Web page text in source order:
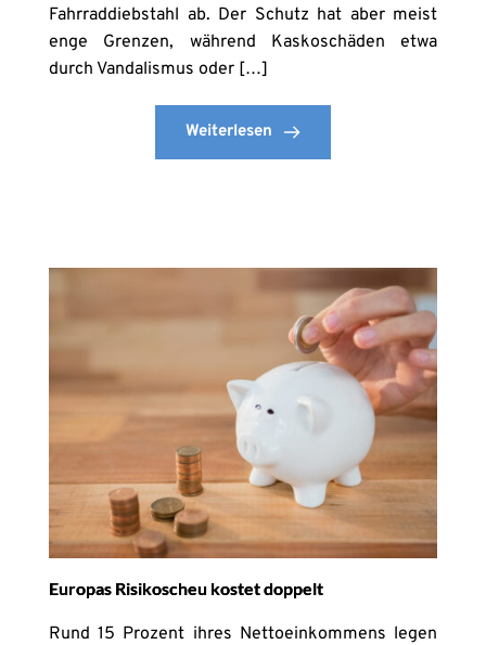
Fahrraddiebstahl ab. Der Schutz hat aber meist
enge Grenzen, während Kaskoschäden etwa
durch Vandalismus oder […]
Weiterlesen
Europas Risikoscheu kostet doppelt
Rund 15 Prozent ihres Nettoeinkommens legen